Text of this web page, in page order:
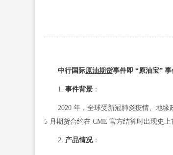
中行国际原油期货事件即 “原油宝” 事
1. 事件背景：
2020 年，全球受新冠肺炎疫情、地缘
5 月期货合约在 CME 官方结算时出现史上
2. 产品情况：